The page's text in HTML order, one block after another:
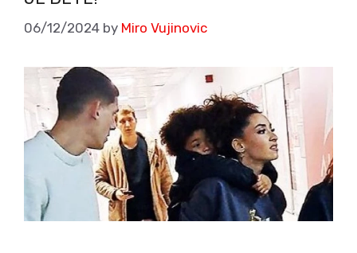
06/12/2024 by Miro Vujinovic